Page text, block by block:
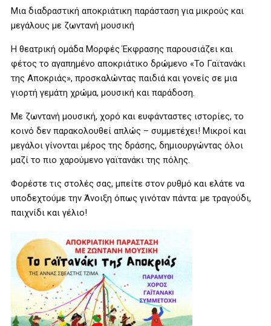
Μια διαδραστική αποκριάτικη παράσταση για μικρούς και
μεγάλους με ζωντανή μουσική
Η θεατρική ομάδα Μορφές Έκφρασης παρουσιάζει και
φέτος το αγαπημένο αποκριάτικο δρώμενο «Το Γαϊτανάκι
της Αποκριάς», προσκαλώντας παιδιά και γονείς σε μια
γιορτή γεμάτη χρώμα, μουσική και παράδοση.
Με ζωντανή μουσική, χορό και ευφάνταστες ιστορίες, το
κοινό δεν παρακολουθεί απλώς – συμμετέχει! Μικροί και
μεγάλοι γίνονται μέρος της δράσης, δημιουργώντας όλοι
μαζί το πιο χαρούμενο γαϊτανάκι της πόλης.
Φορέστε τις στολές σας, μπείτε στον ρυθμό και ελάτε να
υποδεχτούμε την Άνοιξη όπως γινόταν πάντα: με τραγούδι,
παιχνίδι και γέλιο!